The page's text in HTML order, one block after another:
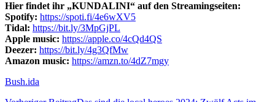
Hier findet ihr „KUNDALINI“ auf den Streamingseiten:
Spotify: https://spoti.fi/4e6wXV5
Tidal: https://bit.ly/3MpGjPL
Apple music: https://apple.co/4cQd4QS
Deezer: https://bit.ly/4g3QfMw
Amazon music: https://amzn.to/4dZ7mgy
Bush.ida